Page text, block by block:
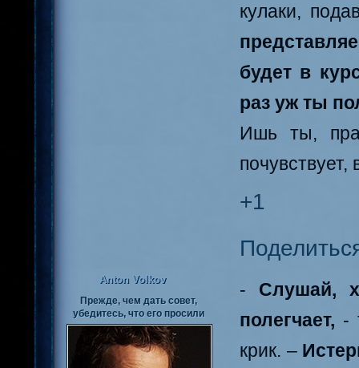
кулаки,
будет в
раз уж ты
Ишь ты,
+1
Anton Volkov
Прежде, чем дать совет,
убедитесь, что его просили
- Слушай,
полегчает, -
крик. –